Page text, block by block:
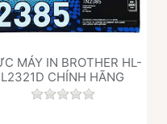
cho sản phẩm này.
MÁY IN BROTHER HL-
L2321D CHÍNH HÃNG
Chưa có đánh giá